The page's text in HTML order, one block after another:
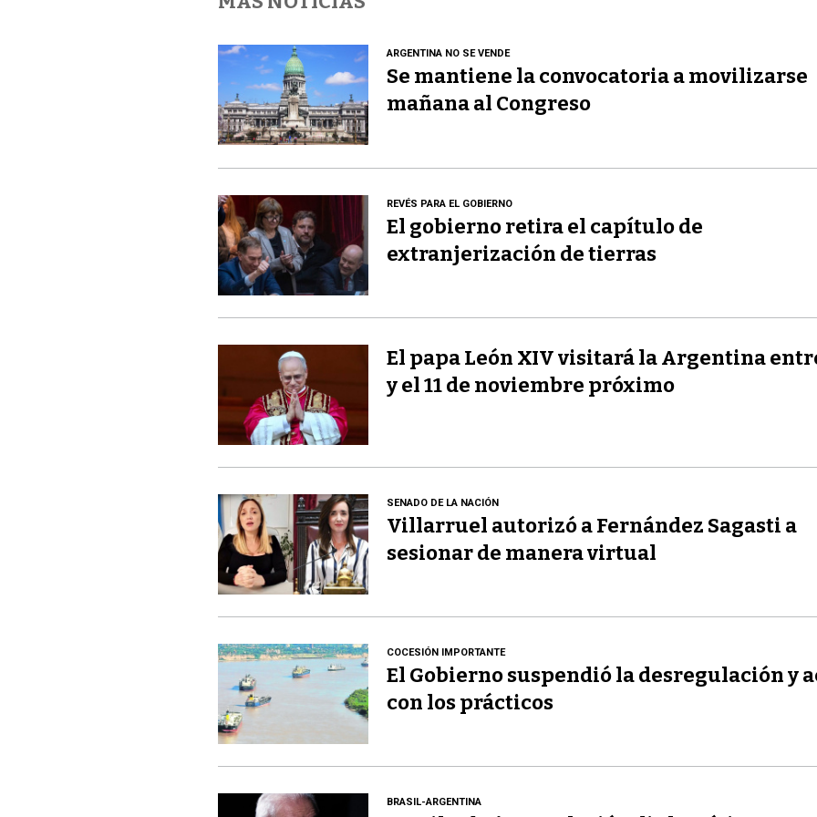
ARGENTINA NO SE VENDE
Se mantiene la convocatoria a movilizarse
mañana al Congreso
REVÉS PARA EL GOBIERNO
El gobierno retira el capítulo de
extranjerización de tierras
El papa León XIV visitará la Argentina
y el 11 de noviembre próximo
SENADO DE LA NACIÓN
Villarruel autorizó a Fernández Sagasti a
sesionar de manera virtual
COCESIÓN IMPORTANTE
El Gobierno suspendió la desregulación y
con los prácticos
BRASIL-ARGENTINA